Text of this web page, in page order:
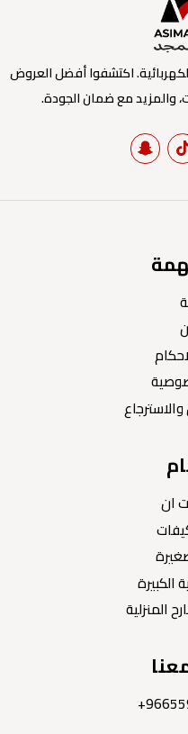
اكتشفوا أفضل العروض
والمزيد مع ضمان الجودة.
ان
الكبيرة
المنزلية